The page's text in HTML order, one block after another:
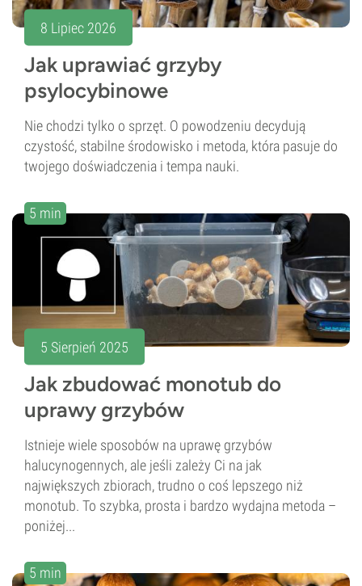
8 Lipiec 2026
Jak uprawiać grzyby
psylocybinowe
Nie chodzi tylko o sprzęt. O powodzeniu decydują
czystość, stabilne środowisko i metoda, która pasuje do
twojego doświadczenia i tempa nauki.
5 min
5 Sierpień 2025
Jak zbudować monotub do
uprawy grzybów
Istnieje wiele sposobów na uprawę grzybów
halucynogennych, ale jeśli zależy Ci na jak
największych zbiorach, trudno o coś lepszego niż
monotub. To szybka, prosta i bardzo wydajna metoda –
poniżej...
5 min